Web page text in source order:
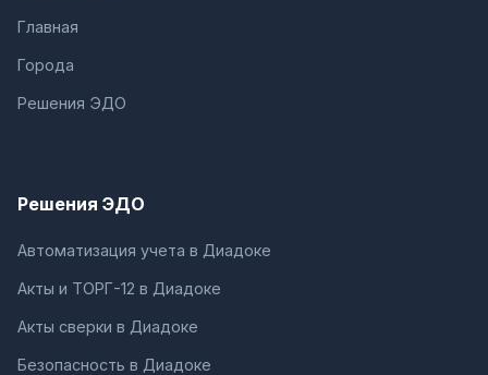
Главная
Города
Решения ЭДО
Решения ЭДО
Автоматизация учета в Диадоке
Акты и ТОРГ-12 в Диадоке
Акты сверки в Диадоке
Безопасность в Диадоке